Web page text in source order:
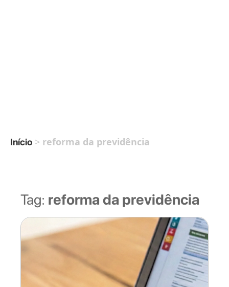
Início > reforma da previdência
Tag: reforma da previdência